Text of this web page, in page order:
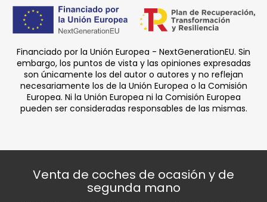
Financiado por la Unión Europea - NextGenerationEU. Sin
embargo, los puntos de vista y las opiniones expresadas
son únicamente los del autor o autores y no reflejan
necesariamente los de la Unión Europea o la Comisión
Europea. Ni la Unión Europea ni la Comisión Europea
pueden ser consideradas responsables de las mismas.
Venta de coches de ocasión y de
segunda mano